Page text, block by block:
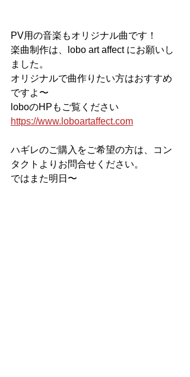
PV用の音楽もオリジナル曲です！
楽曲制作は、lobo art affect にお願いし
ました。
オリジナルで曲作りたい方はおすすめ
ですよ〜
loboのHPもご覧ください
https://www.loboartaffect.com
ハギレのご購入をご希望の方は、コン
タクトよりお問合せください。
ではまた明日〜